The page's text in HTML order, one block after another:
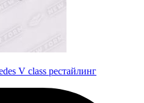
V class рестайлинг